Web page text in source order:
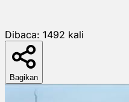
Dibaca: 1492 kali
Bagikan